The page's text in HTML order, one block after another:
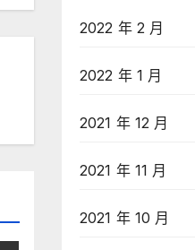
2022 年 2 月
2022 年 1 月
2021 年 12 月
2021 年 11 月
2021 年 10 月